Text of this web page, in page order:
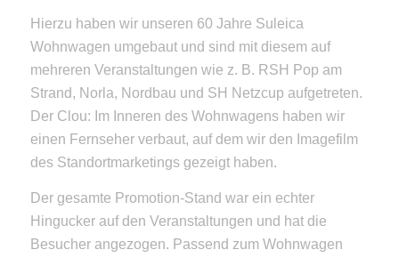
Hierzu haben wir unseren 60 Jahre Suleica
Wohnwagen umgebaut und sind mit diesem auf
mehreren Veranstaltungen wie z. B. RSH Pop am
Strand, Norla, Nordbau und SH Netzcup aufgetreten.
Der Clou: Im Inneren des Wohnwagens haben wir
einen Fernseher verbaut, auf dem wir den Imagefilm
des Standortmarketings gezeigt haben.
Der gesamte Promotion-Stand war ein echter
Hingucker auf den Veranstaltungen und hat die
Besucher angezogen. Passend zum Wohnwagen